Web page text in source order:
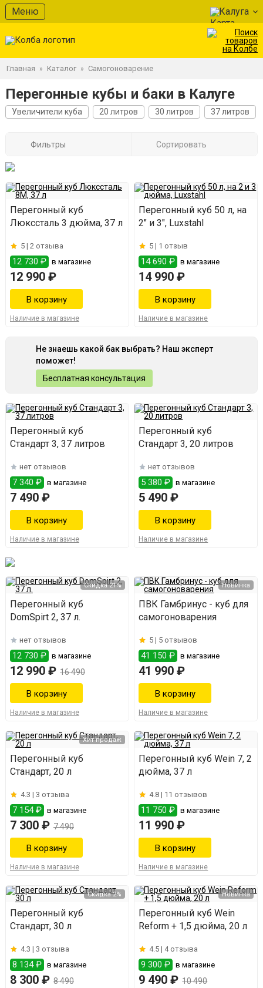
Меню Калуга
Главная » Каталог » Самогоноварение
Перегонные кубы и баки в Калуге
Увеличители куба 20 литров 30 литров 37 литров
Фильтры Сортировать
Перегонный куб
Люкссталь 3 дюйма, 37 л
5 | 2 отзыва
12 730 ₽ в магазине
12 990 ₽
Наличие в магазине
Перегонный куб 50 л, на
2" и 3", Luxstahl
5 | 1 отзыв
14 690 ₽ в магазине
14 990 ₽
Наличие в магазине
Не знаешь какой бак выбрать? Наш эксперт
поможет!
Бесплатная консультация
Перегонный куб
Стандарт 3, 37 литров
нет отзывов
7 340 ₽ в магазине
7 490 ₽
Наличие в магазине
Перегонный куб
Стандарт 3, 20 литров
нет отзывов
5 380 ₽ в магазине
5 490 ₽
Наличие в магазине
Скидка 21%
Перегонный куб
DomSpirt 2, 37 л.
нет отзывов
12 730 ₽ в магазине
12 990 ₽ 16 490
Наличие в магазине
Новинка
ПВК Гамбринус - куб для
самогоноварения
5 | 5 отзывов
41 150 ₽ в магазине
41 990 ₽
Наличие в магазине
Хит продаж
Перегонный куб
Стандарт, 20 л
4.3 | 3 отзыва
7 154 ₽ в магазине
7 300 ₽ 7 490
Наличие в магазине
Перегонный куб Wein 7, 2
дюйма, 37 л
4.8 | 11 отзывов
11 750 ₽ в магазине
11 990 ₽
Наличие в магазине
Скидка 2%
Перегонный куб
Стандарт, 30 л
4.3 | 3 отзыва
8 134 ₽ в магазине
8 300 ₽ 8 490
Новинка
Перегонный куб Wein
Reform + 1,5 дюйма, 20 л
4.5 | 4 отзыва
9 300 ₽ в магазине
9 490 ₽ 10 490